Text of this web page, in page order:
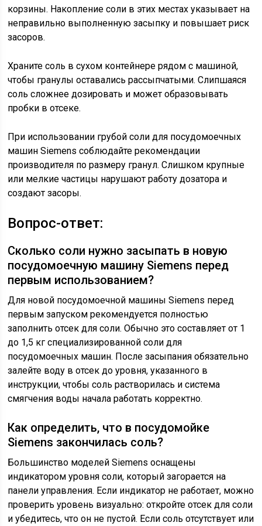
корзины. Накопление соли в этих местах указывает на
неправильно выполненную засыпку и повышает риск
засоров.
Храните соль в сухом контейнере рядом с машиной,
чтобы гранулы оставались рассыпчатыми. Слипшаяся
соль сложнее дозировать и может образовывать
пробки в отсеке.
При использовании грубой соли для посудомоечных
машин Siemens соблюдайте рекомендации
производителя по размеру гранул. Слишком крупные
или мелкие частицы нарушают работу дозатора и
создают засоры.
Вопрос-ответ:
Сколько соли нужно засыпать в новую
посудомоечную машину Siemens перед
первым использованием?
Для новой посудомоечной машины Siemens перед
первым запуском рекомендуется полностью
заполнить отсек для соли. Обычно это составляет от 1
до 1,5 кг специализированной соли для
посудомоечных машин. После засыпания обязательно
залейте воду в отсек до уровня, указанного в
инструкции, чтобы соль растворилась и система
смягчения воды начала работать корректно.
Как определить, что в посудомойке
Siemens закончилась соль?
Большинство моделей Siemens оснащены
индикатором уровня соли, который загорается на
панели управления. Если индикатор не работает, можно
проверить уровень визуально: откройте отсек для соли
и убедитесь, что он не пустой. Если соль отсутствует или